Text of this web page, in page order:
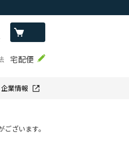
宅配便
企業情報
ざいます。